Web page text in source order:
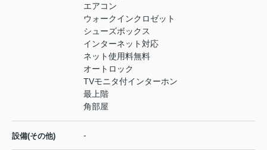
エアコン
ウォークインクロゼット
シューズボックス
インターネット対応
ネット使用料無料
オートロック
TVモニタ付インターホン
最上階
角部屋
設備(その他) -